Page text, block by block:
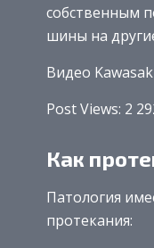
собственным
шины на
Видео
Post Views: 2
Как
Патология
протекания: